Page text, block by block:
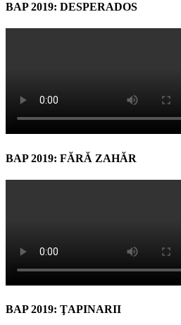
BAP 2019: DESPERADOS
BAP 2019: FĂRĂ ZAHĂR
BAP 2019: ŢAPINARII